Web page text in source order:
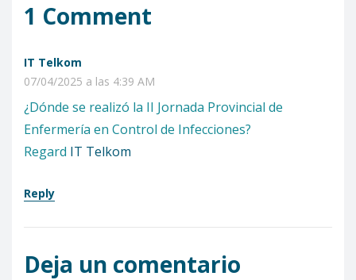
1 Comment
IT Telkom
07/04/2025 a las 4:39 AM
¿Dónde se realizó la II Jornada Provincial de
Enfermería en Control de Infecciones?
Regard IT Telkom
Reply
Deja un comentario